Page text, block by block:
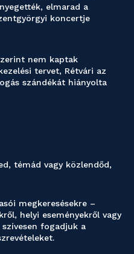
elmarad a
koncertje
nem kaptak
tervet, Rétvári az
szándékát hiányolta
témád vagy közlendőd,
megkeresésekre –
helyi eseményekről vagy
fogadjuk a